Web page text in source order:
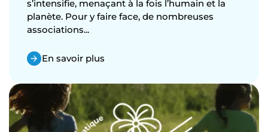
s’intensifie, menaçant à la fois l’humain et la
planète. Pour y faire face, de nombreuses
associations...
En savoir plus